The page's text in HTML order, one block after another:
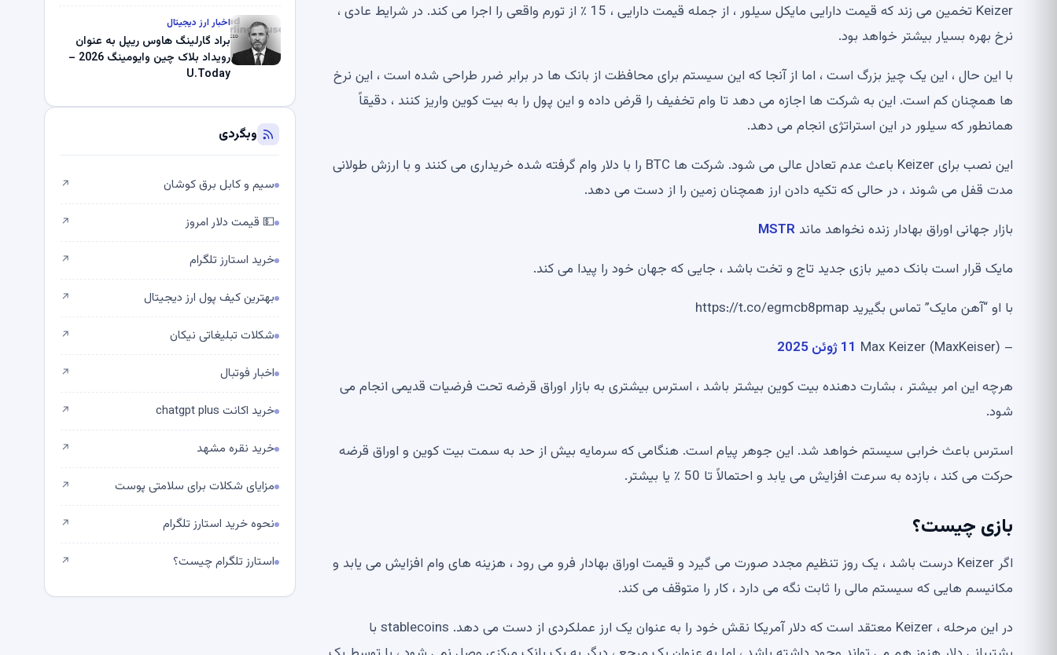
Keizer تخمین می زند که قیمت دارایی مایکل سیلور ، از جمله قیمت دارایی ، 15 ٪ از تورم واقعی را اجرا می کند. در شرایط عادی ،
نرخ بهره بسیار بیشتر خواهد بود.
با این حال ، این یک چیز بزرگ است ، اما از آنجا که این سیستم برای محافظت از بانک ها در برابر ضرر طراحی شده است ، این نرخ
ها همچنان کم است. این به شرکت ها اجازه می دهد تا وام تخفیف را قرض داده و این پول را به بیت کوین واریز کنند ، دقیقاً
همانطور که سیلور در این استراتژی انجام می دهد.
این نصب برای Keizer باعث عدم تعادل عالی می شود. شرکت ها BTC را با دلار وام گرفته شده خریداری می کنند و با ارزش طولانی
مدت قفل می شوند ، در حالی که تکیه دادن ارز همچنان زمین را از دست می دهد.
بازار جهانی اوراق بهادار زنده نخواهد ماند MSTR
مایک قرار است بانک دمیر بازی جدید تاج و تخت باشد ، جایی که جهان خود را پیدا می کند.
با او “آهن مایک” تماس بگیرید https://t.co/egmcb8pmap
– Max Keizer (MaxKeiser)
11 ژوئن 2025
هرچه این امر بیشتر ، بشارت دهنده بیت کوین بیشتر باشد ، استرس بیشتری به بازار اوراق قرضه تحت فرضیات قدیمی انجام می
شود.
استرس باعث خرابی سیستم خواهد شد. این جوهر پیام است. هنگامی که سرمایه بیش از حد به سمت بیت کوین و اوراق قرضه
حرکت می کند ، بازده به سرعت افزایش می یابد و احتمالاً تا 50 ٪ یا بیشتر.
بازی چیست؟
اگر Keizer درست باشد ، یک روز تنظیم مجدد صورت می گیرد و قیمت اوراق بهادار فرو می رود ، هزینه های وام افزایش می یابد و
مکانیسم هایی که سیستم مالی را ثابت نگه می دارد ، کار را متوقف می کند.
در این مرحله ، Keizer معتقد است که دلار آمریکا نقش خود را به عنوان یک ارز عملکردی از دست می دهد. stablecoins با
اخبار ارز دیجیتال
براد گارلینگ هاوس ریپل به عنوان
رویداد بلاک چین وایومینگ 2026 –
U.Today
وبگردی
سیم و کابل برق کوشان ↗
💵 قیمت دلار امروز ↗
خرید استارز تلگرام ↗
بهترین کیف پول ارز دیجیتال ↗
شکلات تبلیغاتی نیکان ↗
اخبار فوتبال ↗
خرید اکانت chatgpt plus ↗
خرید نقره مشهد ↗
مزایای شکلات برای سلامتی پوست ↗
نحوه خرید استارز تلگرام ↗
استارز تلگرام چیست؟ ↗